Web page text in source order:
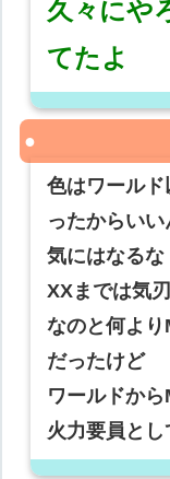
久々にや
てたよ
色はワール
ったからい
気にはなるな
XXまでは気
なのと何よ
だったけど
ワールドか
火力要員と